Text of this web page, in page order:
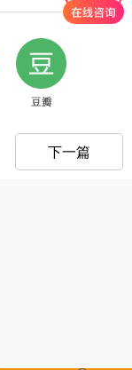
豆瓣
下一篇